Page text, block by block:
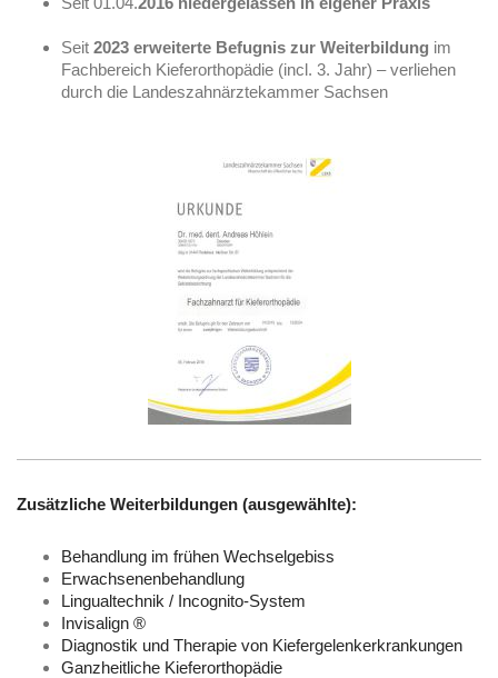
Seit 2023 erweiterte Befugnis zur Weiterbildung im
Fachbereich Kieferorthopädie (incl. 3. Jahr) – verliehen
durch die Landeszahnärztekammer Sachsen
Zusätzliche Weiterbildungen (ausgewählte):
Behandlung im frühen Wechselgebiss
Erwachsenenbehandlung
Lingualtechnik / Incognito-System
Invisalign ®
Diagnostik und Therapie von Kiefergelenkerkrankungen
Ganzheitliche Kieferorthopädie